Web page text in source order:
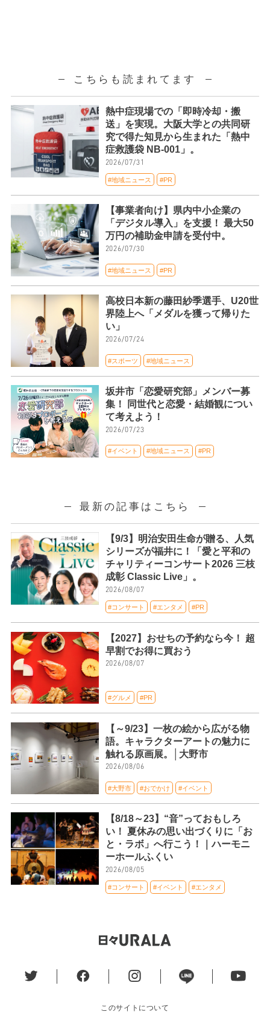
こちらも読まれてます
熱中症現場での「即時冷却・搬
送」を実現。大阪大学との共同研
究で得た知見から生まれた「熱中
症救護袋 NB-001」。
2026/07/31
#地域ニュース #PR
【事業者向け】県内中小企業の
「デジタル導入」を支援！ 最大50
万円の補助金申請を受付中。
2026/07/30
#地域ニュース #PR
高校日本新の藤田紗季選手、U20世
界陸上へ「メダルを獲って帰りた
い」
2026/07/24
#スポーツ #地域ニュース
坂井市「恋愛研究部」メンバー募
集！ 同世代と恋愛・結婚観につい
て考えよう！
2026/07/23
#イベント #地域ニュース #PR
最新の記事はこちら
【9/3】明治安田生命が贈る、人気
シリーズが福井に！「愛と平和の
チャリティーコンサート2026 三枝
成彰 Classic Live」。
2026/08/07
#コンサート #エンタメ #PR
【2027】おせちの予約なら今！ 超
早割でお得に買おう
2026/08/07
#グルメ #PR
【～9/23】一枚の絵から広がる物
語。キャラクターアートの魅力に
触れる原画展。│大野市
2026/08/06
#大野市 #おでかけ #イベント
【8/18～23】“音”っておもしろ
い！ 夏休みの思い出づくりに「お
と・ラボ」へ行こう！｜ハーモニ
ーホールふくい
2026/08/05
#コンサート #イベント #エンタメ
このサイトについて